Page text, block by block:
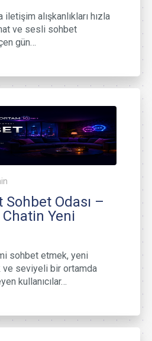
iletişim alışkanlıkları hızla
ve sesli sohbet
gün…
Odası –
Yeni
sohbet etmek, yeni
ve seviyeli bir ortamda
kullanıcılar…